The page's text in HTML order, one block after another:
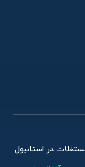
در استانبول